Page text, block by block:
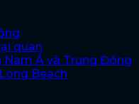
quan
Á và Trung Đông
Beach